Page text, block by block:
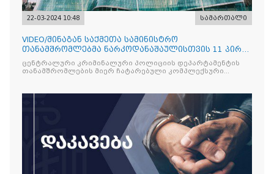
22-03-2024 10:48 სამართალი
VIDEO/შინაგან საქმეთა სამინისტრო
თანამშრომლებმა ნარკოდანაშაულისთვის 11 პირი
დააკავა
ცენტრალური კრიმინალური პოლიციის დეპარტამენტის
თანამშრომლების მიერ ჩატარებული კომპლექსური